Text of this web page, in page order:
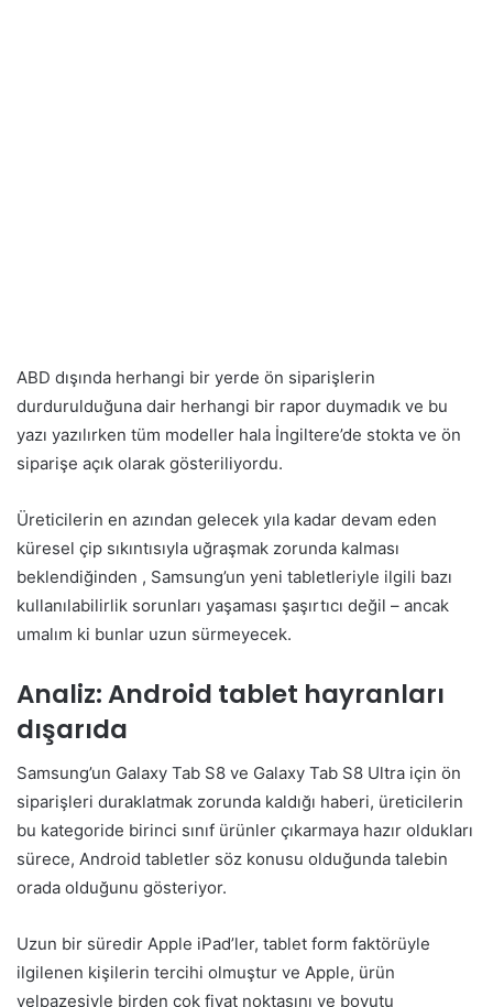
ABD dışında herhangi bir yerde ön siparişlerin
durdurulduğuna dair herhangi bir rapor duymadık ve bu
yazı yazılırken tüm modeller hala İngiltere’de stokta ve ön
siparişe açık olarak gösteriliyordu.
Üreticilerin en azından gelecek yıla kadar devam eden
küresel çip sıkıntısıyla uğraşmak zorunda kalması
beklendiğinden , Samsung’un yeni tabletleriyle ilgili bazı
kullanılabilirlik sorunları yaşaması şaşırtıcı değil – ancak
umalım ki bunlar uzun sürmeyecek.
Analiz: Android tablet hayranları
dışarıda
Samsung’un Galaxy Tab S8 ve Galaxy Tab S8 Ultra için ön
siparişleri duraklatmak zorunda kaldığı haberi, üreticilerin
bu kategoride birinci sınıf ürünler çıkarmaya hazır oldukları
sürece, Android tabletler söz konusu olduğunda talebin
orada olduğunu gösteriyor.
Uzun bir süredir Apple iPad’ler, tablet form faktörüyle
ilgilenen kişilerin tercihi olmuştur ve Apple, ürün
yelpazesiyle birden çok fiyat noktasını ve boyutu